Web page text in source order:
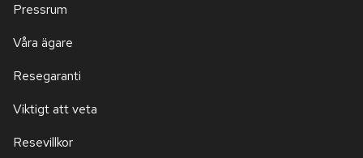
Pressrum
Våra ägare
Resegaranti
Viktigt att veta
Resevillkor